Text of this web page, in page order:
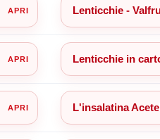
Lenticchie -
Lenticchie in
L'insalatina